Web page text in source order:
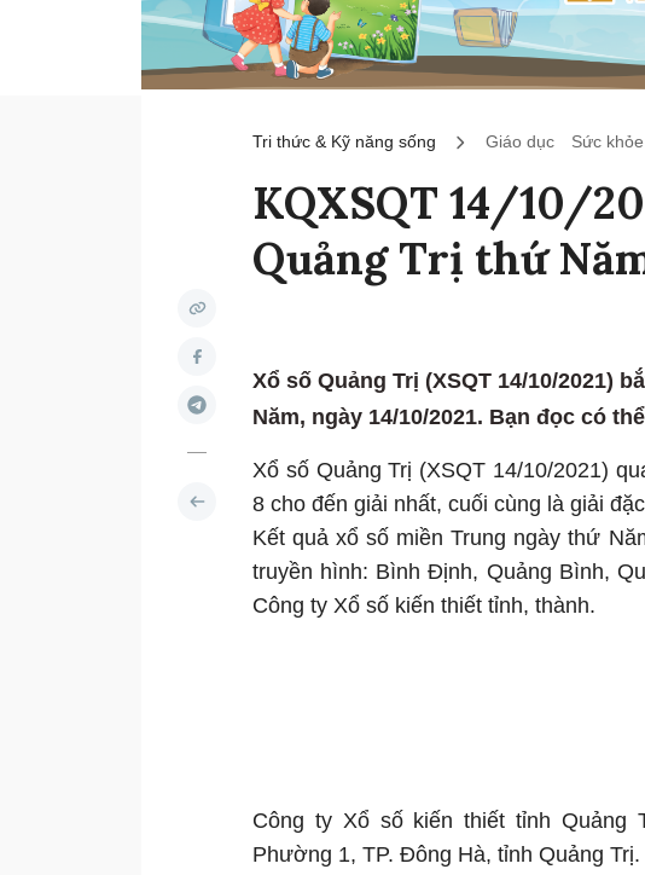
Tri thức & Kỹ năng sống Giáo dục Sức khỏe
KQXSQT 14/10/
Quảng Trị thứ
Xổ số Quảng Trị (XSQT 14/10/2021)
Năm, ngày 14/10/2021. Bạn đọc có
Xổ số Quảng Trị (XSQT 14/10/2021)
8 cho đến giải nhất, cuối cùng là giải
Kết quả xổ số miền Trung ngày thứ
truyền hình: Bình Định, Quảng Bình,
Công ty Xổ số kiến thiết tỉnh, thành.
Công ty Xổ số kiến thiết tỉnh Quảng
Phường 1, TP. Đông Hà, tỉnh Quảng Trị.